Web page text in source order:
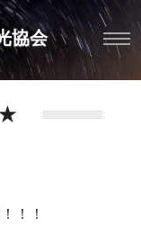
協会
★
！！